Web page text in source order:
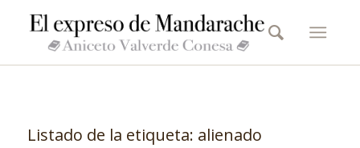
Listado de la etiqueta: alienado